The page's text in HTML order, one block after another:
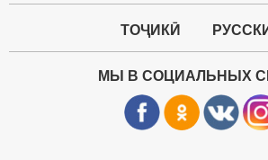
ТОҶИКӢ
МЫ В СОЦИАЛЬНЫХ